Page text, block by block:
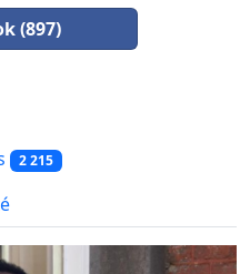
(897)
2 215